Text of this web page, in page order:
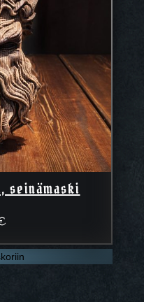
seinämaski